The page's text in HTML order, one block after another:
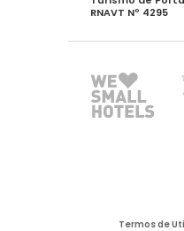
RNAVT Nº 4295
Termos de